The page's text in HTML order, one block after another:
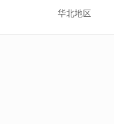
华北地区